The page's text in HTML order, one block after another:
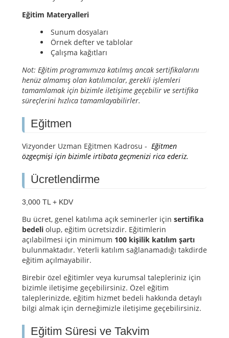
Eğitim Materyalleri
Sunum dosyaları
Örnek defter ve tablolar
Çalışma kağıtları
Not: Eğitim programımıza katılmış ancak sertifikalarını
henüz almamış olan katılımcılar, gerekli işlemleri
tamamlamak için bizimle iletişime geçebilir ve sertifika
süreçlerini hızlıca tamamlayabilirler.
Eğitmen
Vizyonder Uzman Eğitmen Kadrosu - Eğitmen
özgeçmişi için bizimle irtibata geçmenizi rica ederiz.
Ücretlendirme
3,000 TL + KDV
Bu ücret, genel katılıma açık seminerler için sertifika
bedeli olup, eğitim ücretsizdir. Eğitimlerin
açılabilmesi için minimum 100 kişilik katılım şartı
bulunmaktadır. Yeterli katılım sağlanamadığı takdirde
eğitim açılmayabilir.
Birebir özel eğitimler veya kurumsal talepleriniz için
bizimle iletişime geçebilirsiniz. Özel eğitim
taleplerinizde, eğitim hizmet bedeli hakkında detaylı
bilgi almak için derneğimizle iletişime geçebilirsiniz.
Eğitim Süresi ve Takvim